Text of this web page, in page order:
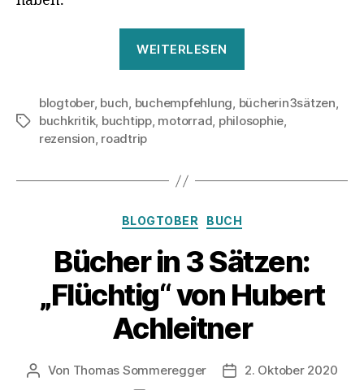
WEITERLESEN
Sätzen:
Zen
zu
warten“
Schlagwörter
blogtober, buch, buchempfehlung, bücherin3sätzen,
buchkritik, buchtipp, motorrad, philosophie,
rezension, roadtrip
Kategorien
BLOGTOBER BUCH
Bücher in 3 Sätzen:
„Flüchtig“ von Hubert
Achleitner
Beitragsautor
Von Thomas Sommeregger
2. Oktober 2020